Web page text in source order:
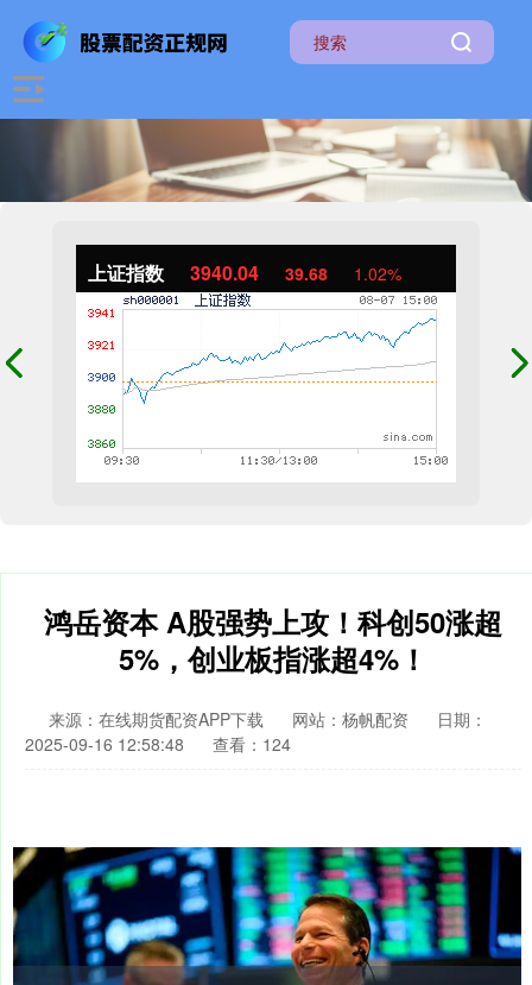
上证指数 3940.04 39.68 1.02%
鸿岳资本 A股强势上攻！科创50涨超
5%，创业板指涨超4%！
来源：在线期货配资APP下载 网站：杨帆配资
日期：
2025-09-16 12:58:48
查看：124